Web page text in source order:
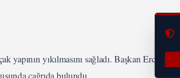
yıkılmasını sağladı. Başkan Ercan
çağrıda bulundu.